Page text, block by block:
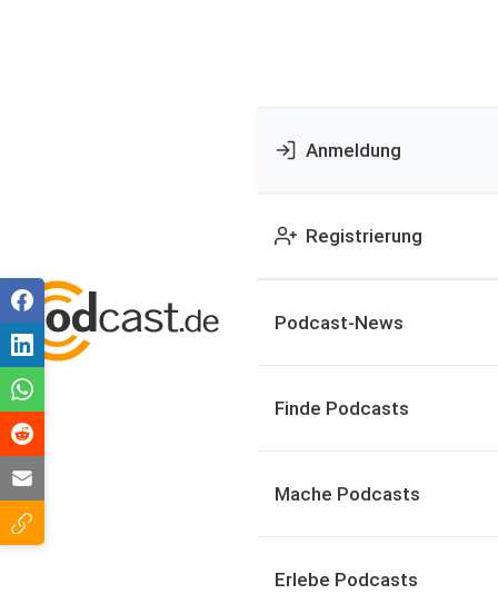
Anmeldung
Registrierung
Podcast-News
Finde Podcasts
Mache Podcasts
Erlebe Podcasts